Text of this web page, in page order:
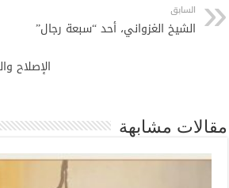
السابق
الشيخ الغزواني، أحد “سبعة رجال”
الإصلاح
مقالات مشابهة